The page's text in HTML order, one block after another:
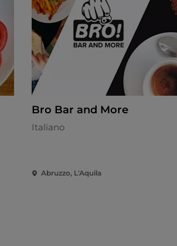
Bro Bar and More
Italiano
Abruzzo, L'Aquila